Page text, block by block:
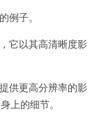
子。
它以其高清晰度影
供更高分辨率的影
上的细节。